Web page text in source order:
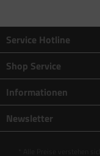
Service Hotline
Shop Service
Informationen
Newsletter